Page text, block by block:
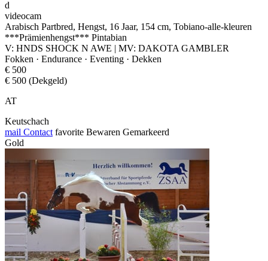
d
videocam
Arabisch Partbred, Hengst, 16 Jaar, 154 cm, Tobiano-alle-kleuren
***Prämienhengst*** Pintabian
V: HNDS SHOCK N AWE | MV: DAKOTA GAMBLER
Fokken · Endurance · Eventing · Dekken
€ 500
€ 500 (Dekgeld)
AT
Keutschach
mail Contact favorite Bewaren Gemarkeerd
Gold